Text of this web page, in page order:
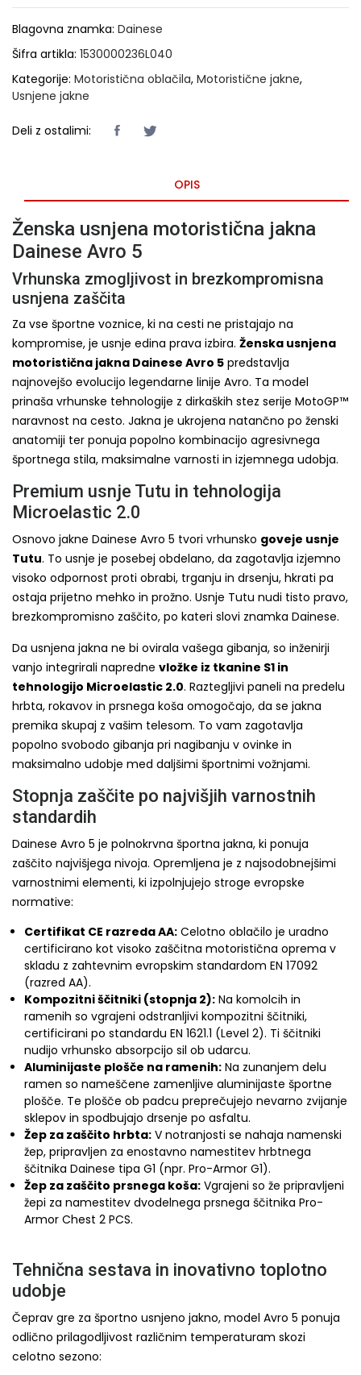
Blagovna znamka: Dainese
Šifra artikla: 1530000236L040
Kategorije: Motoristična oblačila, Motoristične jakne,
Usnjene jakne
Deli z ostalimi:
OPIS
Ženska usnjena motoristična jakna
Dainese Avro 5
Vrhunska zmogljivost in brezkompromisna
usnjena zaščita
Za vse športne voznice, ki na cesti ne pristajajo na
kompromise, je usnje edina prava izbira. Ženska usnjena
motoristična jakna Dainese Avro 5 predstavlja
najnovejšo evolucijo legendarne linije Avro. Ta model
prinaša vrhunske tehnologije z dirkaških stez serije MotoGP™
naravnost na cesto. Jakna je ukrojena natančno po ženski
anatomiji ter ponuja popolno kombinacijo agresivnega
športnega stila, maksimalne varnosti in izjemnega udobja.
Premium usnje Tutu in tehnologija
Microelastic 2.0
Osnovo jakne Dainese Avro 5 tvori vrhunsko goveje usnje
Tutu. To usnje je posebej obdelano, da zagotavlja izjemno
visoko odpornost proti obrabi, trganju in drsenju, hkrati pa
ostaja prijetno mehko in prožno. Usnje Tutu nudi tisto pravo,
brezkompromisno zaščito, po kateri slovi znamka Dainese.
Da usnjena jakna ne bi ovirala vašega gibanja, so inženirji
vanjo integrirali napredne vložke iz tkanine S1 in
tehnologijo Microelastic 2.0. Raztegljivi paneli na predelu
hrbta, rokavov in prsnega koša omogočajo, da se jakna
premika skupaj z vašim telesom. To vam zagotavlja
popolno svobodo gibanja pri nagibanju v ovinke in
maksimalno udobje med daljšimi športnimi vožnjami.
Stopnja zaščite po najvišjih varnostnih
standardih
Dainese Avro 5 je polnokrvna športna jakna, ki ponuja
zaščito najvišjega nivoja. Opremljena je z najsodobnejšimi
varnostnimi elementi, ki izpolnjujejo stroge evropske
normative:
Certifikat CE razreda AA: Celotno oblačilo je uradno
certificirano kot visoko zaščitna motoristična oprema v
skladu z zahtevnim evropskim standardom EN 17092
(razred AA).
Kompozitni ščitniki (stopnja 2): Na komolcih in
ramenih so vgrajeni odstranljivi kompozitni ščitniki,
certificirani po standardu EN 1621.1 (Level 2). Ti ščitniki
nudijo vrhunsko absorpcijo sil ob udarcu.
Aluminijaste plošče na ramenih: Na zunanjem delu
ramen so nameščene zamenljive aluminijaste športne
plošče. Te plošče ob padcu preprečujejo nevarno zvijanje
sklepov in spodbujajo drsenje po asfaltu.
Žep za zaščito hrbta: V notranjosti se nahaja namenski
žep, pripravljen za enostavno namestitev hrbtnega
ščitnika Dainese tipa G1 (npr. Pro-Armor G1).
Žep za zaščito prsnega koša: Vgrajeni so že pripravljeni
žepi za namestitev dvodelnega prsnega ščitnika Pro-
Armor Chest 2 PCS.
Tehnična sestava in inovativno toplotno
udobje
Čeprav gre za športno usnjeno jakno, model Avro 5 ponuja
odlično prilagodljivost različnim temperaturam skozi
celotno sezono: